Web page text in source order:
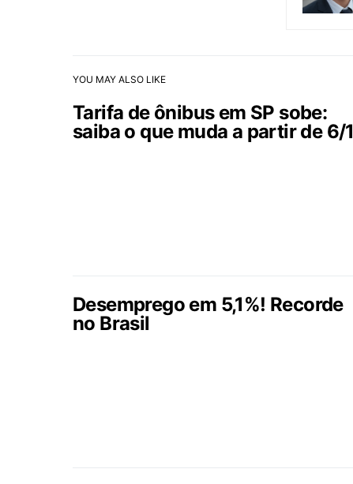
YOU MAY ALSO LIKE
Tarifa de ônibus em SP sobe:
saiba o que muda a partir de 6/1
Desemprego em 5,1%! Recorde
no Brasil